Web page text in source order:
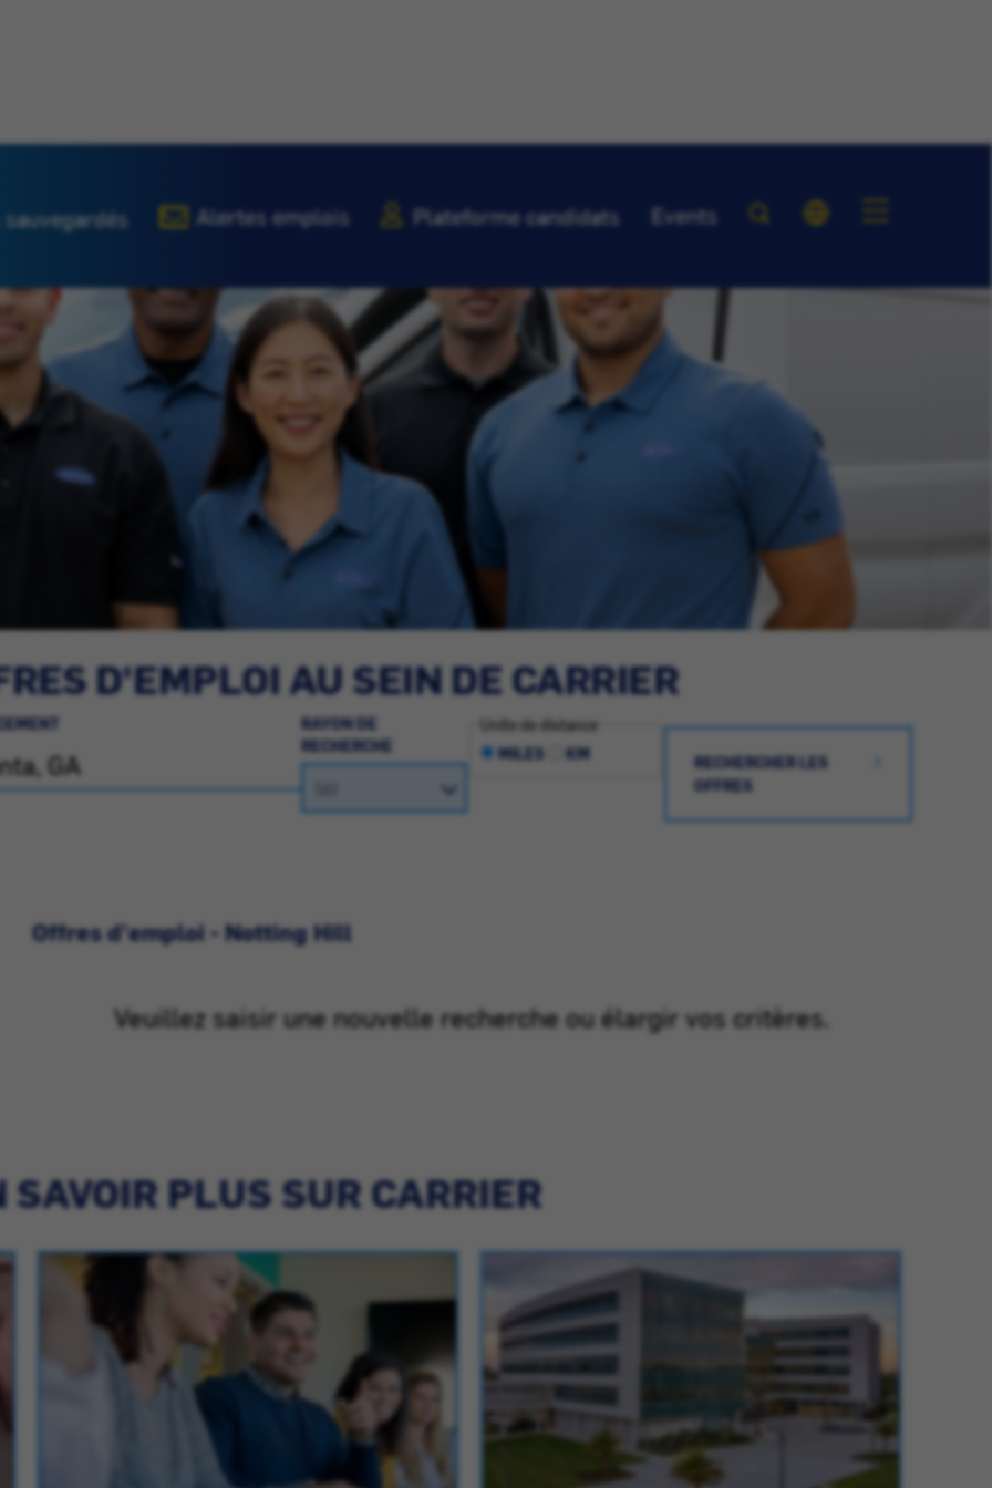
Alertes emplois Plateforme candidats Events
D'EMPLOI AU SEIN DE CARRIER
RAYON DE
RECHERCHE
Unite de distance
MILES
KM
RECHERCHER LES
OFFRES
Offres d'emploi - Notting Hill
Veuillez saisir une nouvelle recherche ou élargir vos critères.
SAVOIR PLUS SUR CARRIER